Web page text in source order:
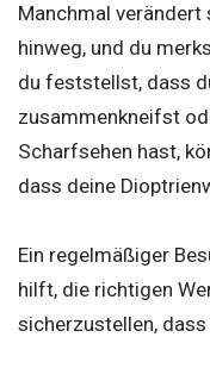
Manchmal verändert
hinweg, und du
du feststellst, dass
zusammenkneifst
Scharfsehen hast,
dass deine
Ein regelmäßiger
hilft, die richtigen
sicherzustellen,